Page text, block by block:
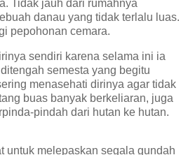
Tidak jauh dari rumahnya
danau yang tidak terlalu luas.
pepohonan cemara.
sendiri karena selama ini ia
semesta yang begitu
menasehati dirinya agar tidak
buas banyak berkeliaran, juga
pindah dari hutan ke hutan.
untuk melepaskan segala gundah